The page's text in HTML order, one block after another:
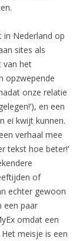
in Nederland op
sites als
van het
opzwepende
onze relatie
en een
ei kwijt kunnen.
verhaal mee
tekst hoe beter!’
of
echter gewoon
een paar
omdat een
meisje is een